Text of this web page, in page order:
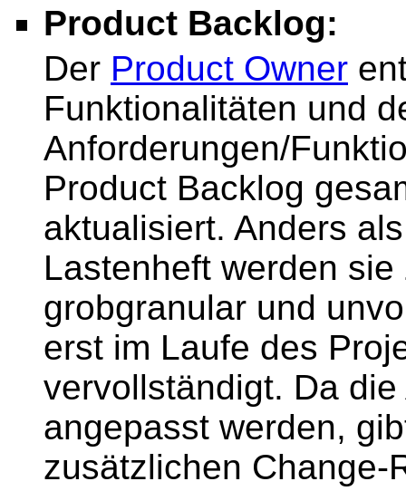
Product Backlog:
Der Product Owner
Funktionalitäten und
Anforderungen/
Product Backlog
aktualisiert. Anders
Lastenheft werden
grobgranular und
erst im Laufe des
vervollständigt. Da
angepasst werden,
zusätzlichen Change-